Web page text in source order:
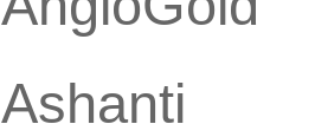
Ashanti